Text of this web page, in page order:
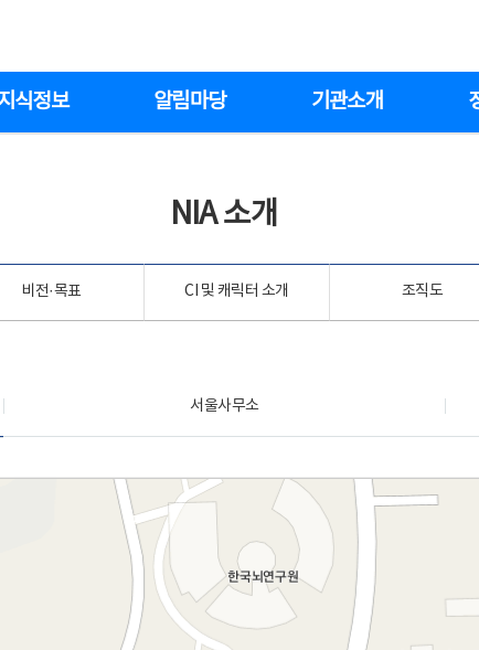
식정보 알림마당 기관소개
NIA 소개
비전·목표 CI 및 캐릭터 소개 조직도
서울사무소